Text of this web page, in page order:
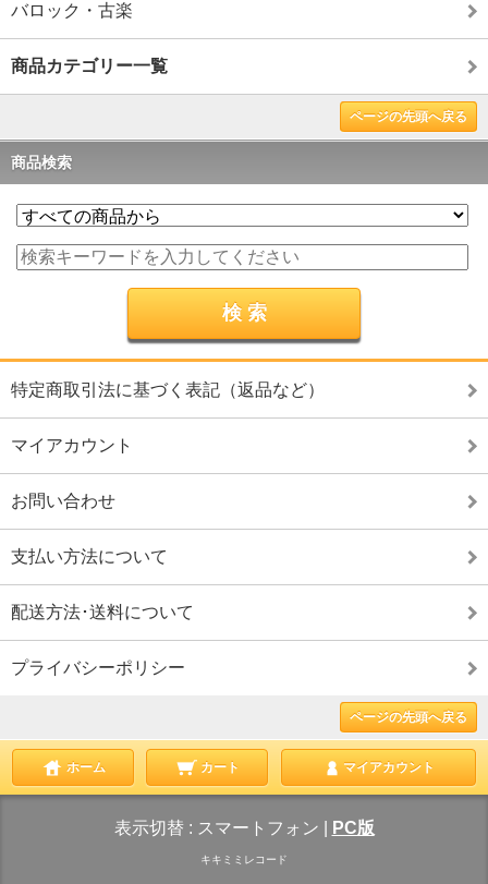
バロック・古楽
商品カテゴリー一覧
ページの先頭へ戻る
商品検索
特定商取引法に基づく表記（返品など）
マイアカウント
お問い合わせ
支払い方法について
配送方法･送料について
プライバシーポリシー
ページの先頭へ戻る
ホーム カート マイアカウント
表示切替 : スマートフォン PC版
キキミミレコード